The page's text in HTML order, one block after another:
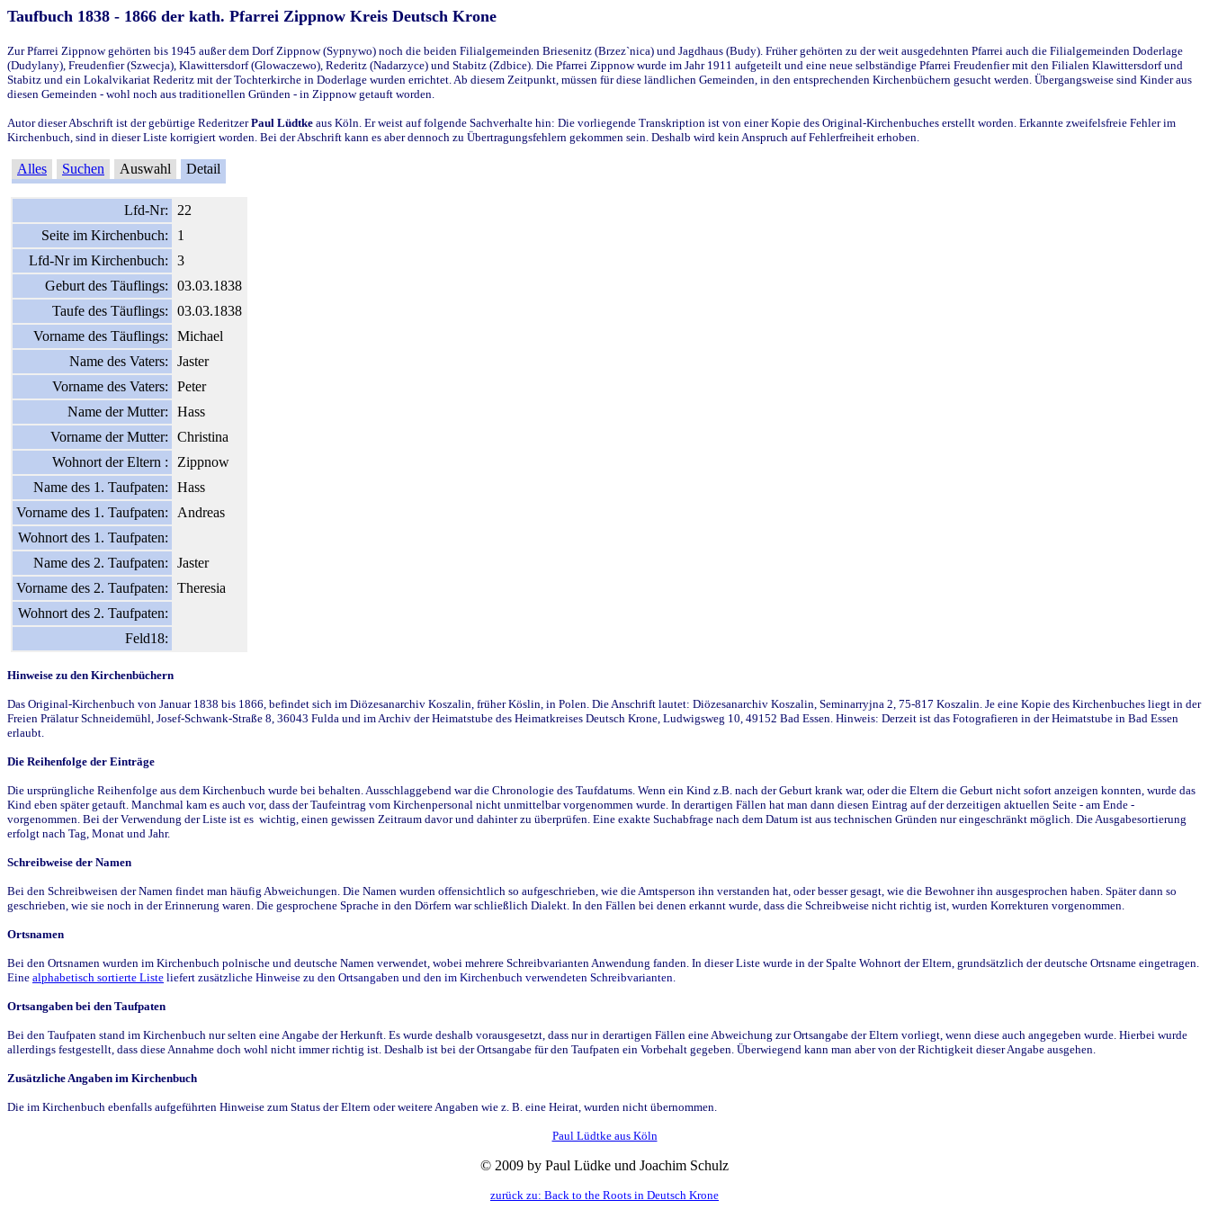
Taufbuch 1838 - 1866 der kath. Pfarrei Zippnow Kreis Deutsch Krone
Zur Pfarrei Zippnow gehörten bis 1945 außer dem Dorf Zippnow (Sypnywo) noch die beiden Filialgemeinden Briesenitz (Brzez`nica) und Jagdhaus (Budy). Früher gehörten zu der weit ausgedehnten Pfarrei auch die Filialgemeinden Doderlage
(Dudylany), Freudenfier (Szwecja), Klawittersdorf (Glowaczewo), Rederitz (Nadarzyce) und Stabitz (Zdbice). Die Pfarrei Zippnow wurde im Jahr 1911 aufgeteilt und eine neue selbständige Pfarrei Freudenfier mit den Filialen Klawittersdorf und
Stabitz und ein Lokalvikariat Rederitz mit der Tochterkirche in Doderlage wurden errichtet. Ab diesem Zeitpunkt, müssen für diese ländlichen Gemeinden, in den entsprechenden Kirchenbüchern gesucht werden. Übergangsweise sind Kinder aus
diesen Gemeinden - wohl noch aus traditionellen Gründen - in Zippnow getauft worden.
Autor dieser Abschrift ist der gebürtige RederitzerPaul Lüdtke aus Köln. Er weist auf folgende Sachverhalte hin: Die vorliegende Transkription ist von einer Kopie des Original-Kirchenbuches erstellt worden. Erkannte zweifelsfreie Fehler im
Kirchenbuch, sind in dieser Liste korrigiert worden. Bei der Abschrift kann es aber dennoch zu Übertragungsfehlern gekommen sein. Deshalb wird kein Anspruch auf Fehlerfreiheit erhoben.
Alles Suchen Auswahl Detail
Lfd-Nr:
22
Seite im Kirchenbuch:
1
Lfd-Nr im Kirchenbuch:
3
Geburt des Täuflings:
03.03.1838
Taufe des Täuflings:
03.03.1838
Vorname des Täuflings:
Michael
Name des Vaters:
Jaster
Vorname des Vaters:
Peter
Name der Mutter:
Hass
Vorname der Mutter:
Christina
Wohnort der Eltern :
Zippnow
Name des 1. Taufpaten:
Hass
Vorname des 1. Taufpaten:
Andreas
Wohnort des 1. Taufpaten:
Name des 2. Taufpaten:
Jaster
Vorname des 2. Taufpaten:
Theresia
Wohnort des 2. Taufpaten:
Feld18:
Hinweise zu den Kirchenbüchern
Das Original-Kirchenbuch von Januar 1838 bis 1866, befindet sich im Diözesanarchiv Koszalin, früher Köslin, in Polen. Die Anschrift lautet: Diözesanarchiv Koszalin, Seminarryjna 2, 75-817 Koszalin. Je eine Kopie des Kirchenbuches liegt in der
Freien Prälatur Schneidemühl, Josef-Schwank-Straße 8, 36043 Fulda und im Archiv der Heimatstube des Heimatkreises Deutsch Krone, Ludwigsweg 10, 49152 Bad Essen. Hinweis: Derzeit ist das Fotografieren in der Heimatstube in Bad Essen
erlaubt.
Die Reihenfolge der Einträge
Die ursprüngliche Reihenfolge aus dem Kirchenbuch wurde bei behalten. Ausschlaggebend war die Chronologie des Taufdatums. Wenn ein Kind z.B. nach der Geburt krank war, oder die Eltern die Geburt nicht sofort anzeigen konnten, wurde das
Kind eben später getauft. Manchmal kam es auch vor, dass der Taufeintrag vom Kirchenpersonal nicht unmittelbar vorgenommen wurde. In derartigen Fällen hat man dann diesen Eintrag auf der derzeitigen aktuellen Seite - am Ende -
vorgenommen. Bei der Verwendung der Liste ist es wichtig, einen gewissen Zeitraum davor und dahinter zu überprüfen. Eine exakte Suchabfrage nach dem Datum ist aus technischen Gründen nur eingeschränkt möglich. Die Ausgabesortierung
erfolgt nach Tag, Monat und Jahr.
Schreibweise der Namen
Bei den Schreibweisen der Namen findet man häufig Abweichungen. Die Namen wurden offensichtlich so aufgeschrieben, wie die Amtsperson ihn verstanden hat, oder besser gesagt, wie die Bewohner ihn ausgesprochen haben. Später dann so
geschrieben, wie sie noch in der Erinnerung waren. Die gesprochene Sprache in den Dörfern war schließlich Dialekt. In den Fällen bei denen erkannt wurde, dass die Schreibweise nicht richtig ist, wurden Korrekturen vorgenommen.
Ortsnamen
Bei den Ortsnamen wurden im Kirchenbuch polnische und deutsche Namen verwendet, wobei mehrere Schreibvarianten Anwendung fanden. In dieser Liste wurde in der Spalte Wohnort der Eltern, grundsätzlich der deutsche Ortsname eingetragen.
Eine alphabetisch sortierte Liste liefert zusätzliche Hinweise zu den Ortsangaben und den im Kirchenbuch verwendeten Schreibvarianten.
Ortsangaben bei den Taufpaten
Bei den Taufpaten stand im Kirchenbuch nur selten eine Angabe der Herkunft. Es wurde deshalb vorausgesetzt, dass nur in derartigen Fällen eine Abweichung zur Ortsangabe der Eltern vorliegt, wenn diese auch angegeben wurde. Hierbei wurde
allerdings festgestellt, dass diese Annahme doch wohl nicht immer richtig ist. Deshalb ist bei der Ortsangabe für den Taufpaten ein Vorbehalt gegeben. Überwiegend kann man aber von der Richtigkeit dieser Angabe ausgehen.
Zusätzliche Angaben im Kirchenbuch
Die im Kirchenbuch ebenfalls aufgeführten Hinweise zum Status der Eltern oder weitere Angaben wie z. B. eine Heirat, wurden nicht übernommen.
Paul Lüdtke aus Köln
© 2009 by Paul Lüdke und Joachim Schulz
zurück zu: Back to the Roots in Deutsch Krone